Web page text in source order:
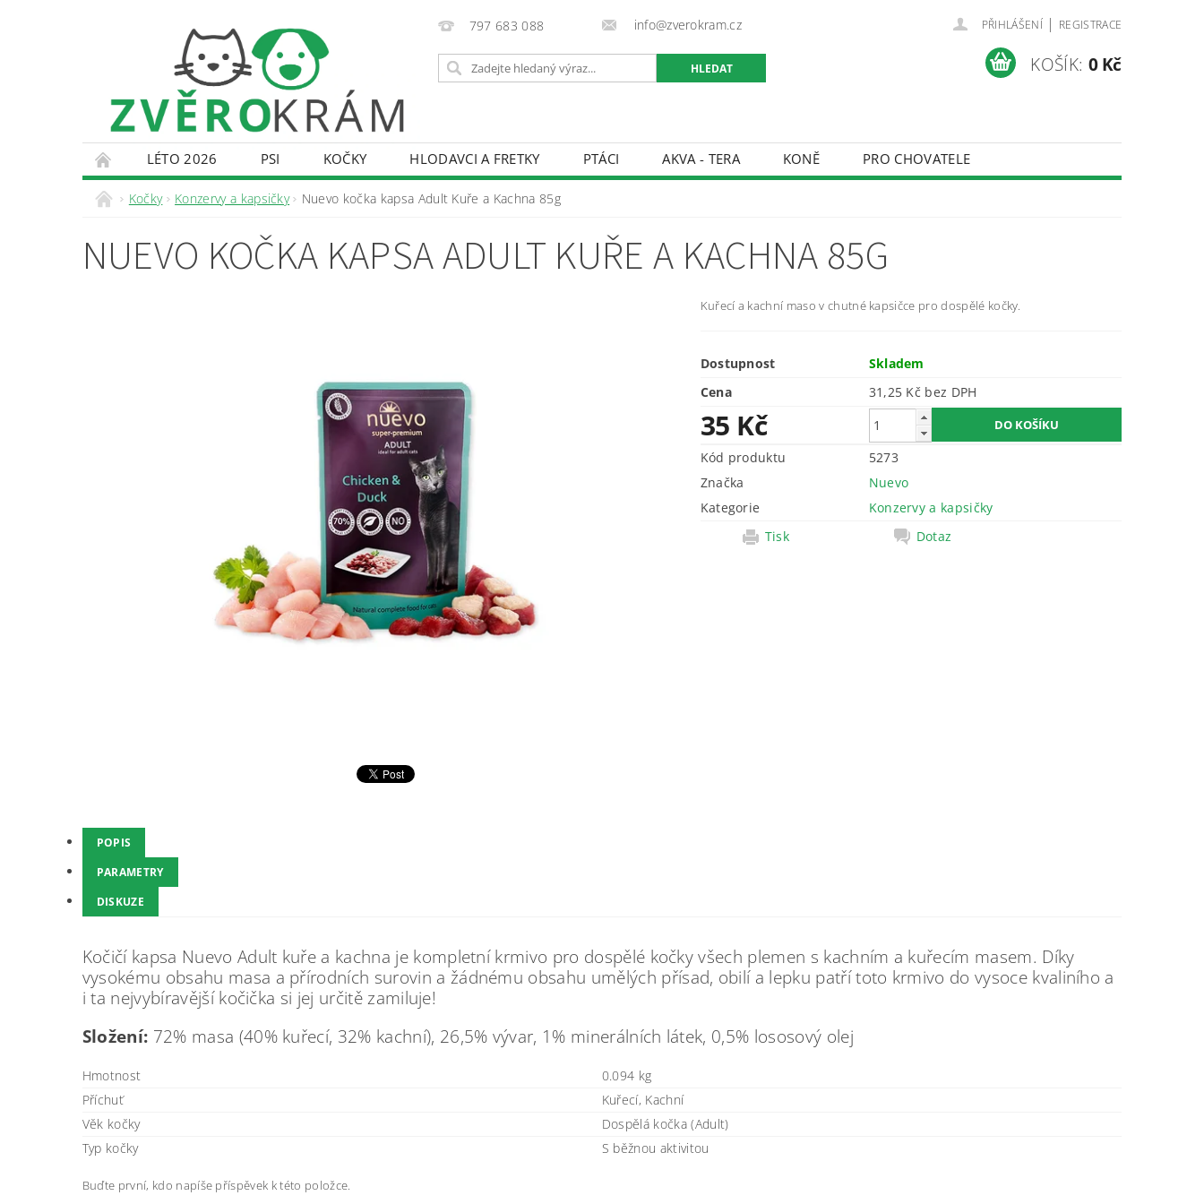
797 683 088 info@zverokram.cz PŘIHLÁŠENÍ | REGISTRACE
KOŠÍK: 0 Kč
LÉTO 2026 PSI KOČKY HLODAVCI A FRETKY PTÁCI AKVA - TERA KONĚ
PRO CHOVATELE
KONTAKTY
DOPRAVA A PLATBA OBCHODNÍ PODMÍNKY
Kočky Konzervy a kapsičky Nuevo kočka kapsa Adult Kuře a Kachna 85g
NUEVO KOČKA KAPSA ADULT KUŘE A KACHNA 85G
Kuřecí a kachní maso v chutné kapsičce pro dospělé kočky.
Dostupnost
Skladem
Cena
31,25 Kč bez DPH
35 Kč
Kód produktu
5273
Značka
Nuevo
Kategorie
Konzervy a kapsičky
Tisk
Dotaz
POPIS
PARAMETRY
DISKUZE
Kočičí kapsa Nuevo Adult kuře a kachna je kompletní krmivo pro dospělé kočky všech plemen s kachním a kuřecím masem. Díky
vysokému obsahu masa a přírodních surovin a žádnému obsahu umělých přísad, obilí a lepku patří toto krmivo do vysoce kvaliního a
i ta nejvybíravější kočička si jej určitě zamiluje!
Složení: 72% masa (40% kuřecí, 32% kachní), 26,5% vývar, 1% minerálních látek, 0,5% lososový olej
Hmotnost
0.094 kg
Příchuť
Kuřecí, Kachní
Věk kočky
Dospělá kočka (Adult)
Typ kočky
S běžnou aktivitou
Buďte první, kdo napíše příspěvek k této položce.